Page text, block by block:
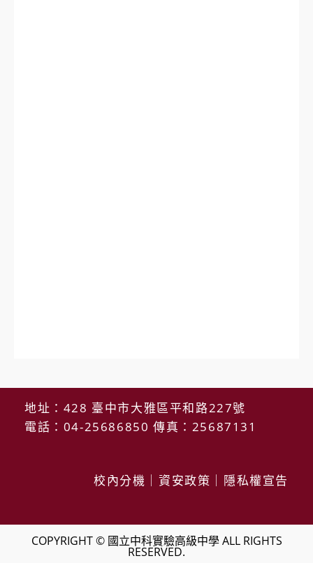
地址：428 臺中市大雅區平和路227號
電話：04-25686850 傳真：25687131
校內分機 資安政策 隱私權宣告
COPYRIGHT © 國立中科實驗高級中學 ALL RIGHTS
RESERVED.